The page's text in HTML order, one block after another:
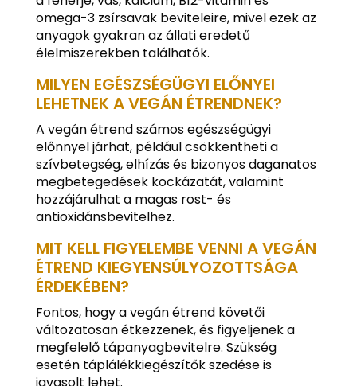
omega-3 zsírsavak beviteleire, mivel ezek az
anyagok gyakran az állati eredetű
élelmiszerekben találhatók.
MILYEN EGÉSZSÉGÜGYI ELŐNYEI
LEHETNEK A VEGÁN ÉTRENDNEK?
A vegán étrend számos egészségügyi
előnnyel járhat, például csökkentheti a
szívbetegség, elhízás és bizonyos daganatos
megbetegedések kockázatát, valamint
hozzájárulhat a magas rost- és
antioxidánsbevitelhez.
MIT KELL FIGYELEMBE VENNI A VEGÁN
ÉTREND KIEGYENSÚLYOZOTTSÁGA
ÉRDEKÉBEN?
Fontos, hogy a vegán étrend követői
változatosan étkezzenek, és figyeljenek a
megfelelő tápanyagbevitelre. Szükség
esetén táplálékkiegészítők szedése is
javasolt lehet.